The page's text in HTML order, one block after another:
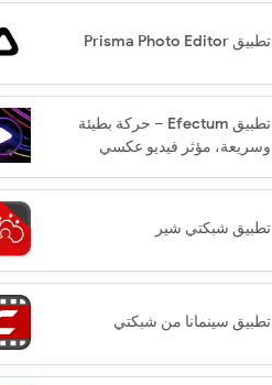
تطبيق Prisma Photo Editor‏
تطبيق Efectum – حركة بطيئة
وسريعة، مؤثر فيديو عكسي
تطبيق شبكتي شير
تطبيق سينمانا من شبكتي